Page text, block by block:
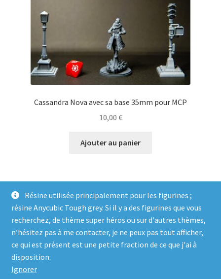
Résine utilisée principalement pour les figurines ;
résine Anycubic Tough grey. Si il y a des figurines que vous
recherchez, de thème super héros ou sur d'autres thèmes,
n’hésitez pas à me contacter, je ne peux pas tout afficher,
ce qui est présent est une petite fraction de ce que j'ai à
disposition.
Ignorer
Cassandra Nova avec sa base 35mm pour MCP
10,00 €
Ajouter au panier
© Genosha Impact 2026
Built with WooCommerce